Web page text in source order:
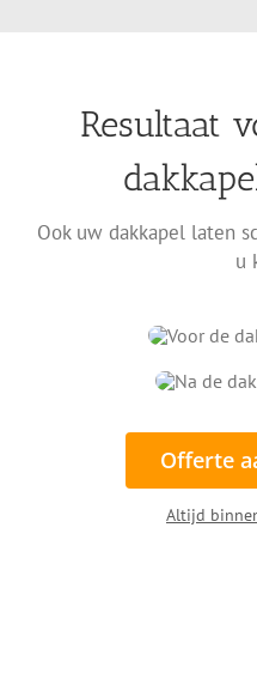
Resultaat
Ook uw dakkapel laten
u
Offerte
Altijd